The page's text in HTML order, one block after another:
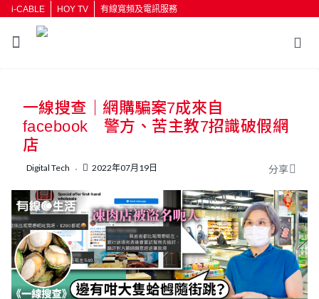
i-CABLE HOY TV 有線寬頻及電訊服務
按輸入鍵開始搜尋
一線搜查｜網購騙案7成來自
facebook 警方、苦主教7招識破假網
店
Digital Tech 2022年07月19日 分享